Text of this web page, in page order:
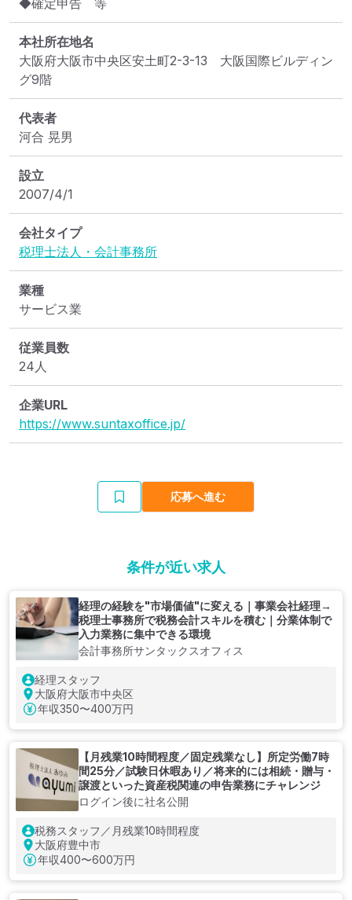
◆確定申告　等
本社所在地名
大阪府大阪市中央区安土町2-3-13　大阪国際ビルディン
グ9階
代表者
河合 晃男
設立
2007/4/1
会社タイプ
税理士法人・会計事務所
業種
サービス業
従業員数
24人
企業URL
https://www.suntaxoffice.jp/
応募へ進む
条件が近い求人
経理の経験を"市場価値"に変える｜事業会社経理→
税理士事務所で税務会計スキルを積む｜分業体制で
入力業務に集中できる環境
会計事務所サンタックスオフィス
経理スタッフ
大阪府大阪市中央区
年収350〜400万円
【月残業10時間程度／固定残業なし】所定労働7時
間25分／試験日休暇あり／将来的には相続・贈与・
譲渡といった資産税関連の申告業務にチャレンジ
ログイン後に社名公開
税務スタッフ／月残業10時間程度
大阪府豊中市
年収400〜600万円